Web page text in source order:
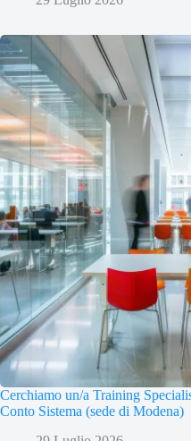
Cerchiamo un/a Training
Conto Sistema (sede di Modena)